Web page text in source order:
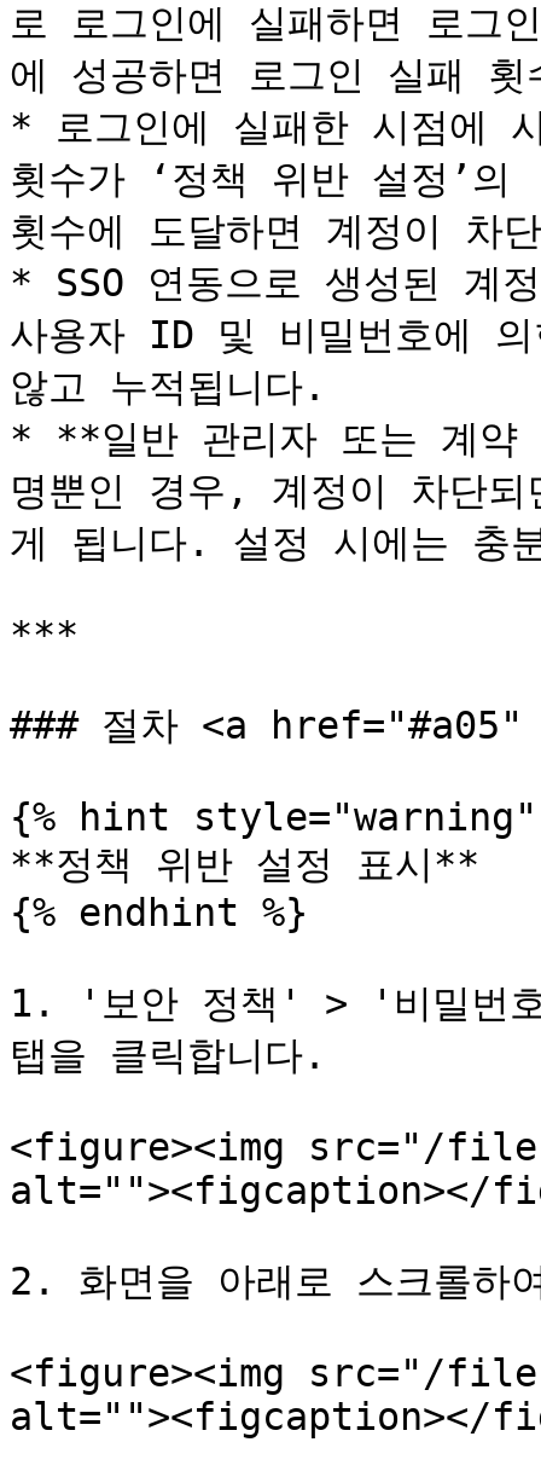
로 로그인에 실패하면 로그
에 성공하면 로그인 실패 횟
* 로그인에 실패한 시점에
횟수가 ‘정책 위반 설정’의
횟수에 도달하면 계정이 차
* SSO 연동으로 생성된 계
사용자 ID 및 비밀번호에
않고 누적됩니다.
* **일반 관리자 또는 계약
명뿐인 경우, 계정이 차단
게 됩니다. 설정 시에는 충
***
### 절차 <a
{% hint style="warning"
**정책 위반 설정 표시**
{% endhint %}
1. '보안 정책' > '비밀번
탭을 클릭합니다.
<figure><img src="/files/
alt=""><figcaption></
2. 화면을 아래로 스크롤
<figure><img src="/
alt=""><figcaption></